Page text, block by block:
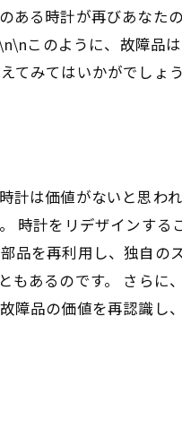
ある時計が再びあなた
このように、故障品
みてはいかがでしょう
計は価値がないと思わ
時計をリデザインする
品を再利用し、独自の
もあるのです。 さらに
障品の価値を再認識し